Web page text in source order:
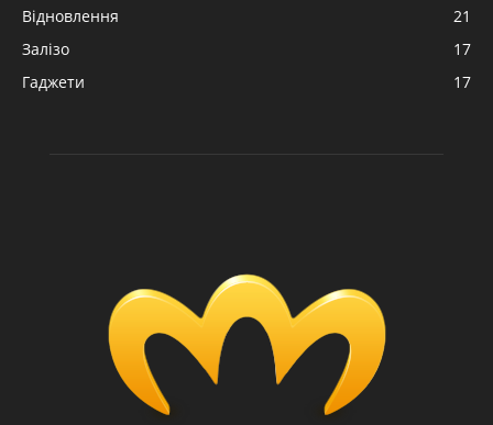
Відновлення
21
Залізо
17
Гаджети
17